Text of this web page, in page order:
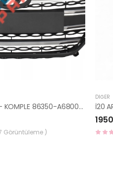
PANJUR İ30 2015- KOMPLE 86350-A6800-YS
Görüntüleme )
DIĞER